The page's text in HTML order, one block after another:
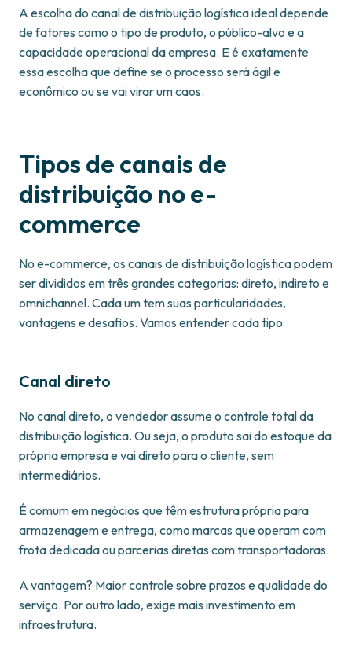
A escolha do canal de distribuição logística ideal depende
de fatores como o tipo de produto, o público-alvo e a
capacidade operacional da empresa. E é exatamente
essa escolha que define se o processo será ágil e
econômico ou se vai virar um caos.
Tipos de canais de
distribuição no e-
commerce
No e-commerce, os canais de distribuição logística podem
ser divididos em três grandes categorias: direto, indireto e
omnichannel. Cada um tem suas particularidades,
vantagens e desafios. Vamos entender cada tipo:
Canal direto
No canal direto, o vendedor assume o controle total da
distribuição logística. Ou seja, o produto sai do estoque da
própria empresa e vai direto para o cliente, sem
intermediários.
É comum em negócios que têm estrutura própria para
armazenagem e entrega, como marcas que operam com
frota dedicada ou parcerias diretas com transportadoras.
A vantagem? Maior controle sobre prazos e qualidade do
serviço. Por outro lado, exige mais investimento em
infraestrutura.